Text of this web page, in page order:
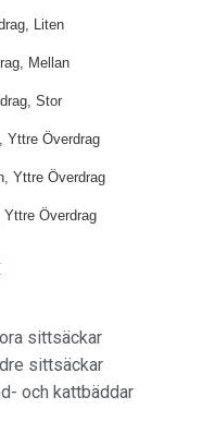
Liten
Mellan
Stor
Yttre Överdrag
Yttre Överdrag
Yttre Överdrag
sittsäckar
sittsäckar
och kattbäddar